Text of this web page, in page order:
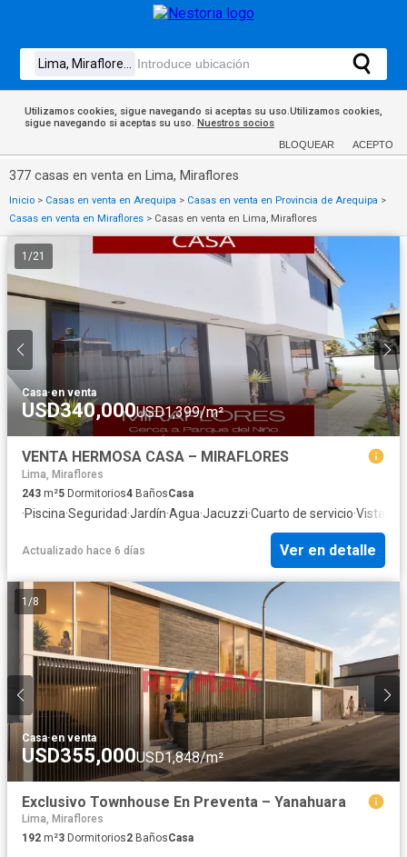
Utilizamos cookies, sigue navegando si aceptas su uso.Utilizamos cookies,
sigue navegando si aceptas su uso. Nuestros socios
BLOQUEAR ACEPTO
377 casas en venta en Lima, Miraflores
Inicio > Casas en venta en Arequipa > Casas en venta en Provincia de Arequipa >
Casas en venta en Miraflores > Casas en venta en Lima, Miraflores
1 /21
Casa·en venta
USD340,000USD1,399/m²
VENTA HERMOSA CASA – MIRAFLORES
Lima, Miraflores
243 m²5 Dormitorios4 BañosCasa
·Piscina·Seguridad·Jardín·Agua·Jacuzzi·Cuarto de servicio·Vista
Actualizado hace 6 días Ver en detalle
1 /8
Casa·en venta
USD355,000USD1,848/m²
Exclusivo Townhouse En Preventa – Yanahuara
Lima, Miraflores
192 m²3 Dormitorios2 BañosCasa